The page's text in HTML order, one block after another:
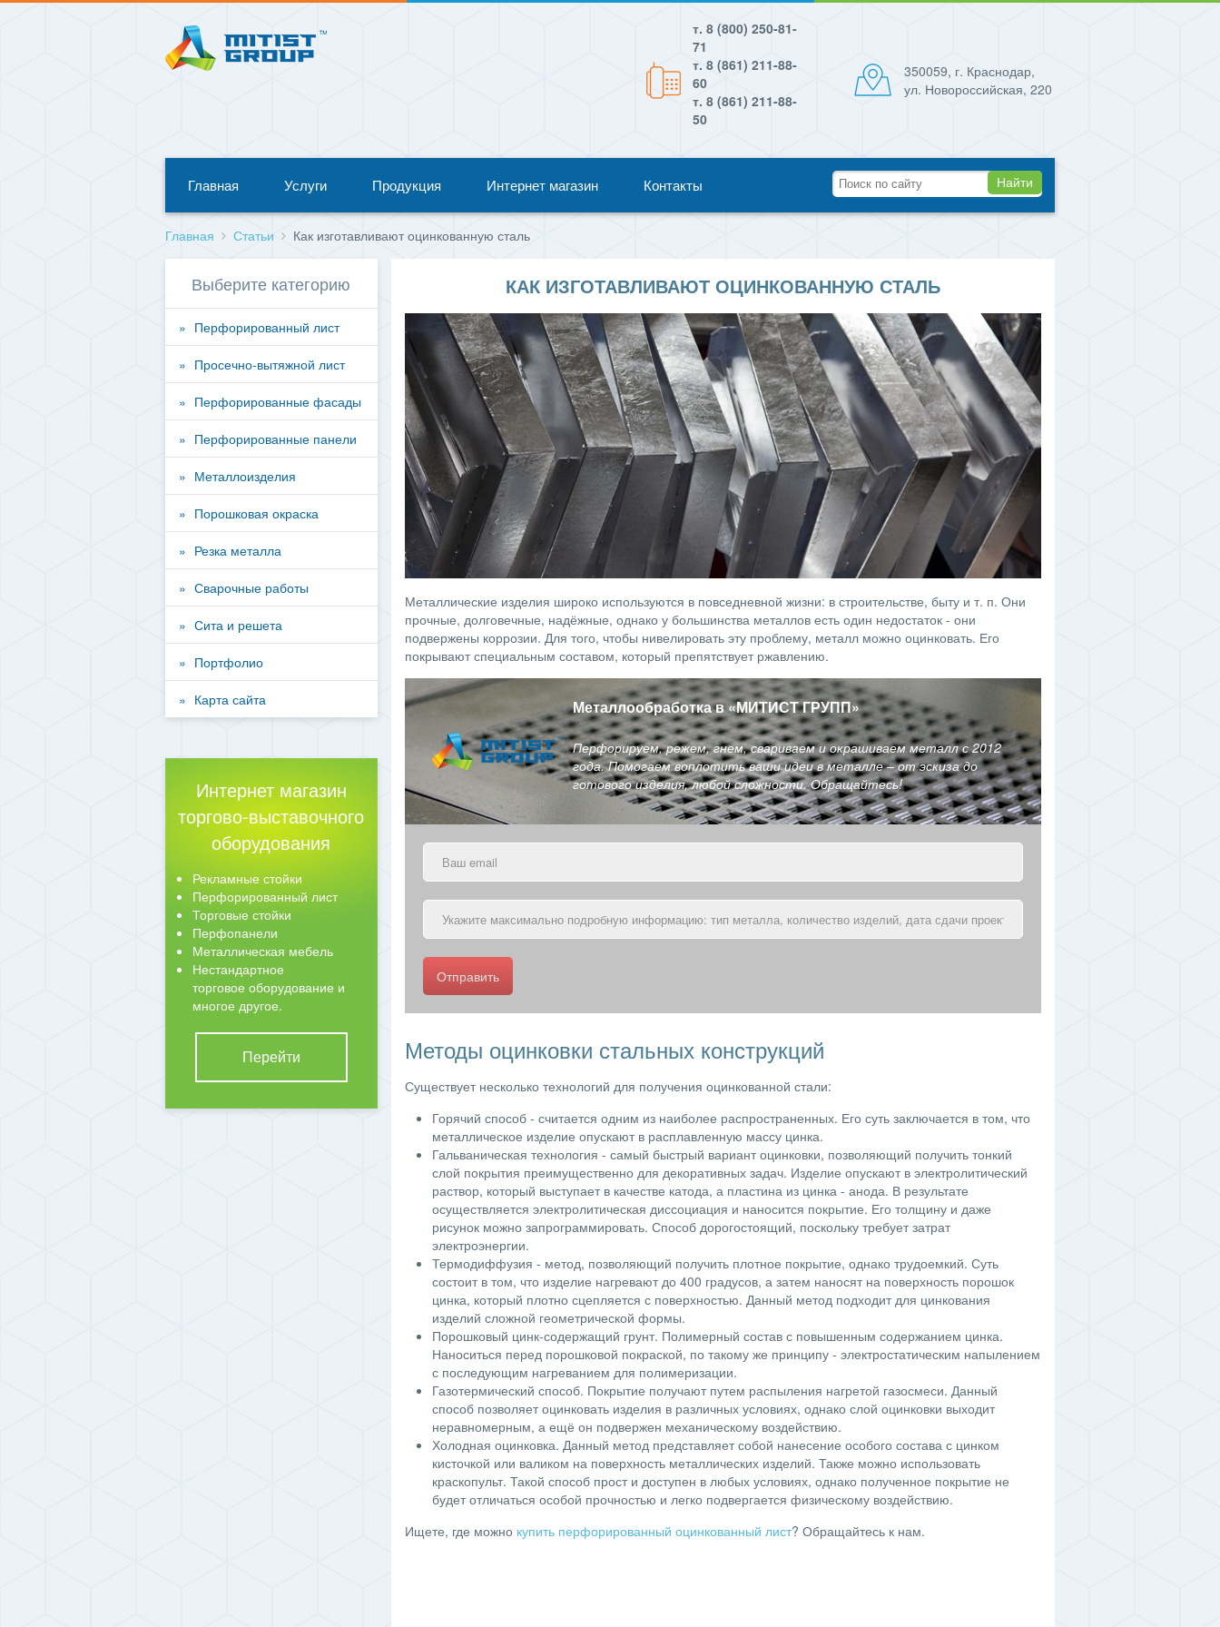
т. 8 (800) 250-81-
71
т. 8 (861) 211-88-
60
т. 8 (861) 211-88-
50
350059, г. Краснодар,
ул. Новороссийская, 220
Главная Услуги Продукция Интернет магазин Контакты Найти
Главная Статьи Как изготавливают оцинкованную сталь
КАК ИЗГОТАВЛИВАЮТ ОЦИНКОВАННУЮ СТАЛЬ
Металлические изделия широко используются в повседневной жизни: в строительстве, быту и т. п. Они
прочные, долговечные, надёжные, однако у большинства металлов есть один недостаток - они
подвержены коррозии. Для того, чтобы нивелировать эту проблему, металл можно оцинковать. Его
покрывают специальным составом, который препятствует ржавлению.
Металлообработка в«МИТИСТ ГРУПП»
Перфорируем, режем, гнем, свариваем и окрашиваем металл с 2012
года. Помогаем воплотить ваши идеи в металле – от эскиза до
готового изделия, любой сложности. Обращайтесь!
Отправить
Методы оцинковки стальных конструкций
Существует несколько технологий для получения оцинкованной стали:
Горячий способ - считается одним из наиболее распространенных. Его суть заключается в том, что
металлическое изделие опускают в расплавленную массу цинка.
Гальваническая технология - самый быстрый вариант оцинковки, позволяющий получить тонкий
слой покрытия преимущественно для декоративных задач. Изделие опускают в электролитический
раствор, который выступает в качестве катода, а пластина из цинка - анода. В результате
осуществляется электролитическая диссоциация и наносится покрытие. Его толщину и даже
рисунок можно запрограммировать. Способ дорогостоящий, поскольку требует затрат
электроэнергии.
Термодиффузия - метод, позволяющий получить плотное покрытие, однако трудоемкий. Суть
состоит в том, что изделие нагревают до 400 градусов, а затем наносят на поверхность порошок
цинка, который плотно сцепляется с поверхностью. Данный метод подходит для цинкования
изделий сложной геометрической формы.
Порошковый цинк-содержащий грунт. Полимерный состав с повышенным содержанием цинка.
Наноситься перед порошковой покраской, по такому же принципу - электростатическим напылением
с последующим нагреванием для полимеризации.
Газотермический способ. Покрытие получают путем распыления нагретой газосмеси. Данный
способ позволяет оцинковать изделия в различных условиях, однако слой оцинковки выходит
неравномерным, а ещё он подвержен механическому воздействию.
Холодная оцинковка. Данный метод представляет собой нанесение особого состава с цинком
кисточкой или валиком на поверхность металлических изделий. Также можно использовать
краскопульт. Такой способ прост и доступен в любых условиях, однако полученное покрытие не
будет отличаться особой прочностью и легко подвергается физическому воздействию.
Ищете, где можно купить перфорированный оцинкованный лист? Обращайтесь к нам.
Выберите категорию
Перфорированный лист
Просечно-вытяжной лист
Перфорированные фасады
Перфорированные панели
Металлоизделия
Порошковая окраска
Резка металла
Сварочные работы
Сита и решета
Портфолио
Карта сайта
Интернет магазин
торгово-выставочного
оборудования
Рекламные стойки
Перфорированный лист
Торговые стойки
Перфопанели
Металлическая мебель
Нестандартное
торговое оборудование и
многое другое.
Перейти